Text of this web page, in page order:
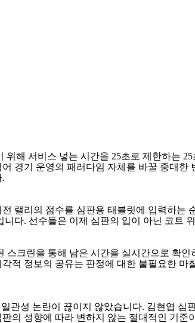
위해 서비스 넣는 시간을 25초로 제한하는 25
경기 운영의 패러다임 자체를 바꿀 중대한
.
랠리의 점수를 심판용 태블릿에 입력하는
니다. 선수들은 이제 심판의 입이 아닌 코트
스크린을 통해 남은 시간을 실시간으로 확인
각적 정보의 공유는 판정에 대한 불필요한
관성 논란이 끊이지 않았습니다. 김현엽 심
의 성향에 따라 변하지 않는 절대적인 기준